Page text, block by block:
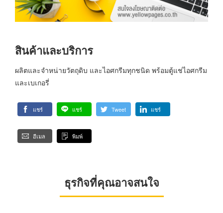
สินค้าและบริการ
ผลิตและจำหน่ายวัตถุดิบ และไอศกรีมทุกชนิด พร้อมตู้แช่ไอศกรีม
และเบเกอรี่
แชร์ แชร์ Tweet แชร์
อีเมล พิมพ์
ธุรกิจที่คุณอาจสนใจ